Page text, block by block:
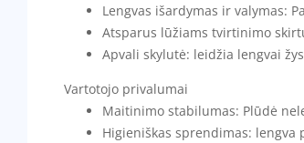
Lengvas išardymas ir valymas:
Atsparus lūžiams tvirtinimo
Apvali skylutė: leidžia lengvai
Vartotojo privalumai
Maitinimo stabilumas: Plūdė
Higieniškas sprendimas: lengva